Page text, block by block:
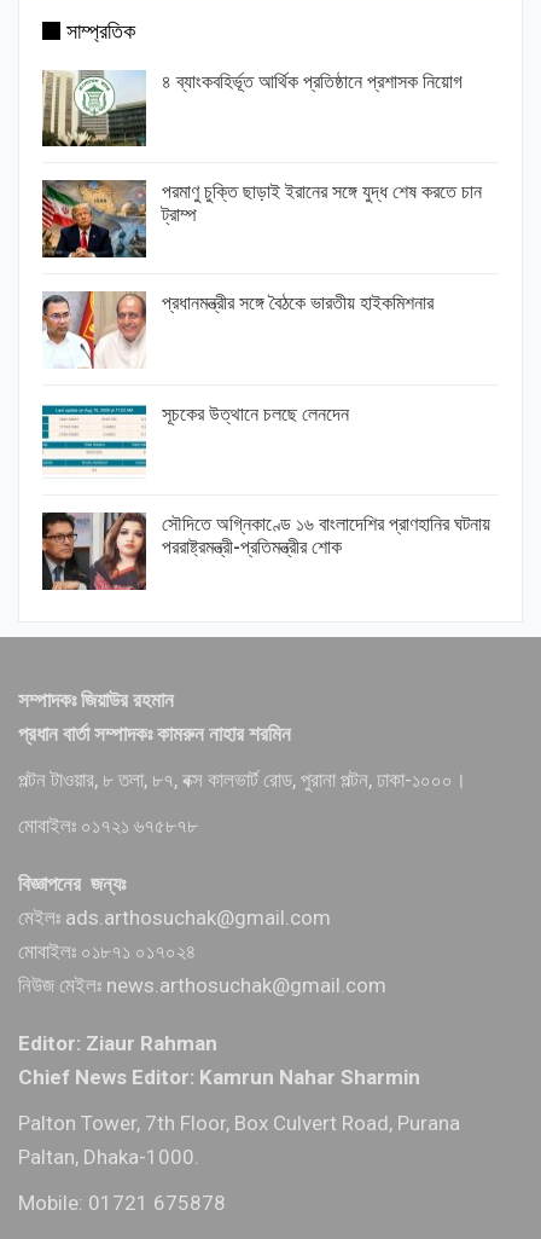
সাম্প্রতিক
৪ ব্যাংকবহির্ভূত আর্থিক প্রতিষ্ঠানে প্রশাসক নিয়োগ
পরমাণু চুক্তি ছাড়াই ইরানের সঙ্গে যুদ্ধ শেষ করতে চান
ট্রাম্প
প্রধানমন্ত্রীর সঙ্গে বৈঠকে ভারতীয় হাইকমিশনার
সূচকের উত্থানে চলছে লেনদেন
সৌদিতে অগ্নিকাণ্ডে ১৬ বাংলাদেশির প্রাণহানির ঘটনায়
পররাষ্ট্রমন্ত্রী-প্রতিমন্ত্রীর শোক
সম্পাদকঃ জিয়াউর রহমান
প্রধান বার্তা সম্পাদকঃ কামরুন নাহার শরমিন
পল্টন টাওয়ার, ৮ তলা, ৮৭, বক্স কালভার্ট রোড, পুরানা পল্টন, ঢাকা-১০০০।
মোবাইলঃ ০১৭২১ ৬৭৫৮৭৮
বিজ্ঞাপনের জন্যঃ
মেইলঃ ads.arthosuchak@gmail.com
মোবাইলঃ ০১৮৭১ ০১৭০২৪
নিউজ মেইলঃ news.arthosuchak@gmail.com
Editor: Ziaur Rahman
Chief News Editor: Kamrun Nahar Sharmin
Palton Tower, 7th Floor, Box Culvert Road, Purana
Paltan, Dhaka-1000.
Mobile: 01721 675878